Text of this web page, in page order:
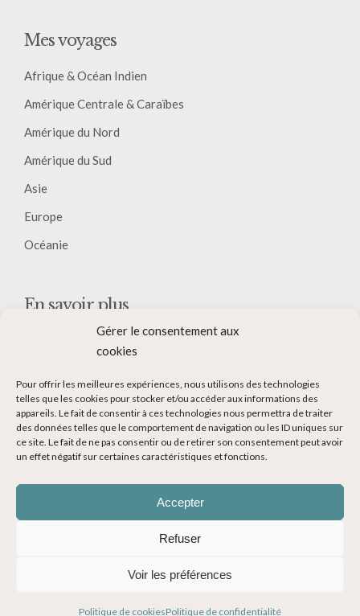
Gérer le consentement aux
cookies
Pour offrir les meilleures expériences, nous utilisons des technologies
telles que les cookies pour stocker et/ou accéder aux informations des
appareils. Le fait de consentir à ces technologies nous permettra de traiter
des données telles que le comportement de navigation ou les ID uniques sur
ce site. Le fait de ne pas consentir ou de retirer son consentement peut avoir
un effet négatif sur certaines caractéristiques et fonctions.
Accepter
Refuser
Voir les préférences
Politique de cookiesPolitique de confidentialité
Mes voyages
Afrique & Océan Indien
Amérique Centrale & Caraïbes
Amérique du Nord
Amérique du Sud
Asie
Europe
Océanie
En savoir plus
Contact
Devenir Blogueur voyage
Ma Bucket List
© Copyright 2014-2024 - Evasions Gourmandes Blog Voyage - Tous